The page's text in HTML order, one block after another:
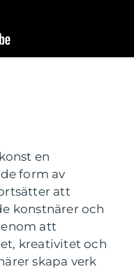
en
form av
att
konstnärer och
att
kreativitet och
skapa verk